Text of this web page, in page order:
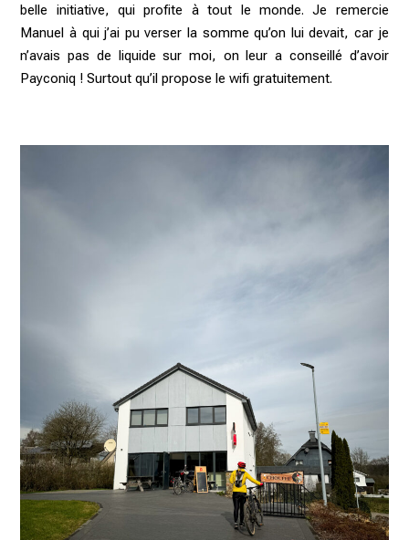
belle initiative, qui profite à tout le monde. Je remercie
Manuel à qui j’ai pu verser la somme qu’on lui devait, car je
n’avais pas de liquide sur moi, on leur a conseillé d’avoir
Payconiq ! Surtout qu’il propose le wifi gratuitement.